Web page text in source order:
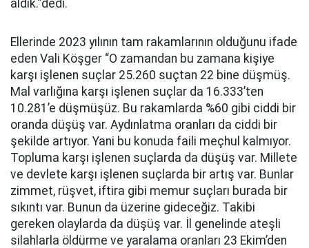
aldık.”dedi.
Ellerinde 2023 yılının tam rakamlarının olduğunu ifade
eden Vali Köşger “O zamandan bu zamana kişiye
karşı işlenen suçlar 25.260 suçtan 22 bine düşmüş.
Mal varlığına karşı işlenen suçlar da 16.333’ten
10.281’e düşmüşüz. Bu rakamlarda %60 gibi ciddi bir
oranda düşüş var. Aydınlatma oranları da ciddi bir
şekilde artıyor. Yani bu konuda faili meçhul kalmıyor.
Topluma karşı işlenen suçlarda da düşüş var. Millete
ve devlete karşı işlenen suçlarda bir artış var. Bunlar
zimmet, rüşvet, iftira gibi memur suçları burada bir
sıkıntı var. Bunun da üzerine gideceğiz. Takibi
gereken olaylarda da düşüş var. İl genelinde ateşli
silahlarla öldürme ve yaralama oranları 23 Ekim’den